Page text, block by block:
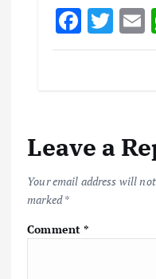
F
ac
o
k
T
w
Leave a
Your email address will
marked*
Comment*